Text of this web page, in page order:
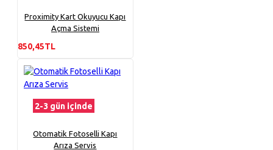
Proximity Kart Okuyucu Kapı
Açma Sistemi
850,45TL
2-3 gün içinde
Otomatik Fotoselli Kapı
Arıza Servis